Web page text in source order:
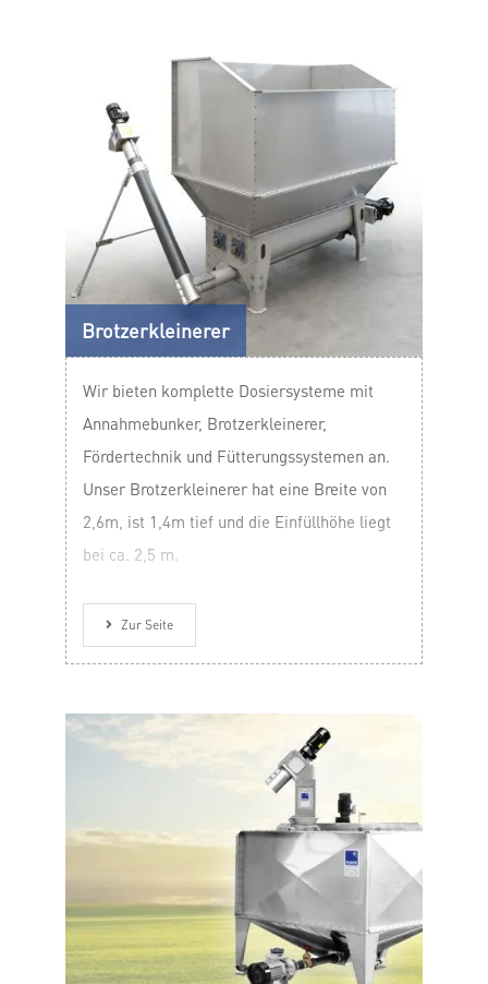
Brotzerkleinerer
Wir bieten komplette Dosiersysteme mit
Annahmebunker, Brotzerkleinerer,
Fördertechnik und Fütterungssystemen an.
Unser Brotzerkleinerer hat eine Breite von
2,6m, ist 1,4m tief und die Einfüllhöhe liegt
bei ca. 2,5 m.
Zur Seite